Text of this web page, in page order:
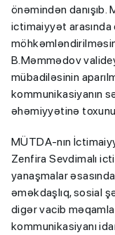
önəmindən
ictimaiyyət arasında
B.Məmmədov
mübadiləsinin
kommunikasiyanın
əhəmiyyətinə
MÜTDA-nın
Zenfira Sevdimalı
yanaşmalar
əməkdaşlıq, sosial
digər vacib
kommunikasiyanı